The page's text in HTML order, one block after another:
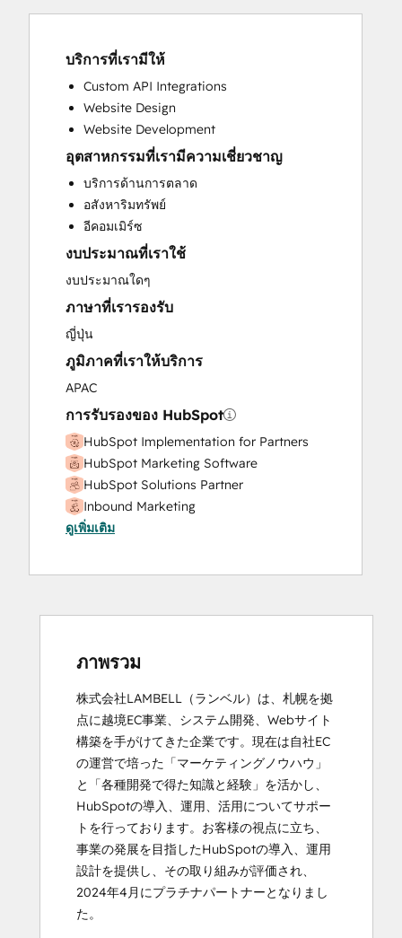
บริการที่เรามีให้
Custom API Integrations
Website Design
Website Development
อุตสาหกรรมที่เรามีความเชี่ยวชาญ
บริการด้านการตลาด
อสังหาริมทรัพย์
อีคอมเมิร์ซ
งบประมาณที่เราใช้
งบประมาณใดๆ
ภาษาที่เรารองรับ
ญี่ปุ่น
ภูมิภาคที่เราให้บริการ
APAC
การรับรองของ HubSpot
HubSpot Implementation for Partners
HubSpot Marketing Software
HubSpot Solutions Partner
Inbound Marketing
ดูเพิ่มเติม
ภาพรวม
株式会社LAMBELL（ランベル）は、札幌を拠
点に越境EC事業、システム開発、Webサイト
構築を手がけてきた企業です。現在は自社EC
の運営で培った「マーケティングノウハウ」
と「各種開発で得た知識と経験」を活かし、
HubSpotの導入、運用、活用についてサポー
トを行っております。お客様の視点に立ち、
事業の発展を目指したHubSpotの導入、運用
設計を提供し、その取り組みが評価され、
2024年4月にプラチナパートナーとなりまし
た。